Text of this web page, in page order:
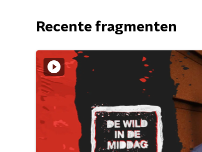
Recente fragmenten